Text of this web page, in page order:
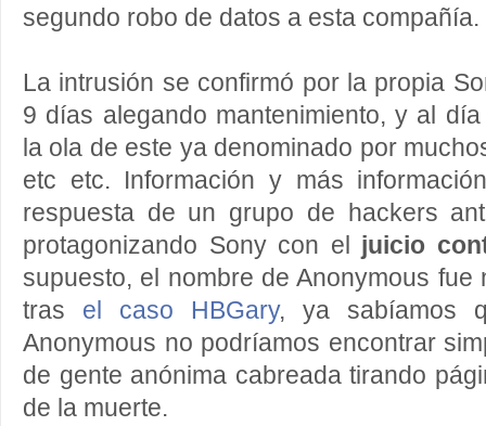
segundo robo de datos a esta compañía.
La intrusión se confirmó por la propia
9 días alegando mantenimiento, y al
la ola de este ya denominado por
etc etc. Información y más
respuesta de un grupo de hackers
protagonizando Sony con el juicio
supuesto, el nombre de Anonymous fue
tras el caso HBGary, ya sabíamos
Anonymous no podríamos encontrar
de gente anónima cabreada tirando
de la muerte.